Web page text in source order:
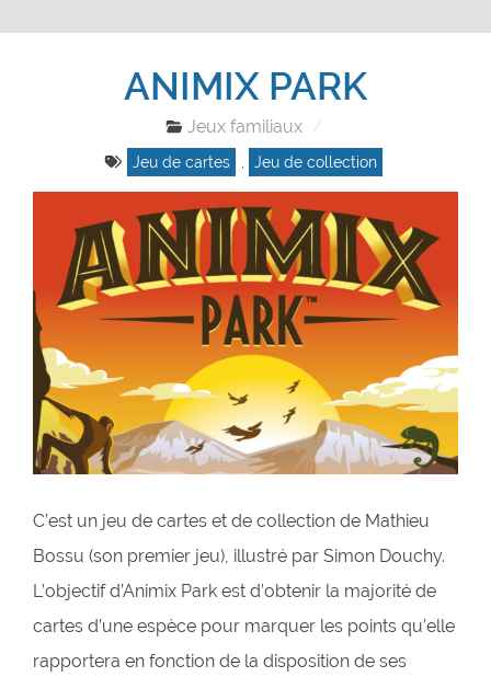
ANIMIX PARK
Jeux familiaux
Jeu de cartes , Jeu de collection
C’est un jeu de cartes et de collection de Mathieu
Bossu (son premier jeu), illustré par Simon Douchy.
L’objectif d’Animix Park est d’obtenir la majorité de
cartes d’une espèce pour marquer les points qu’elle
rapportera en fonction de la disposition de ses